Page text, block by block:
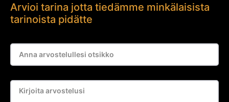
Arvioi tarina jotta tiedämme minkälaisista
tarinoista pidätte